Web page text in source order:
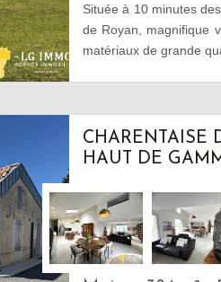
Située à 10 minutes
de Royan, magnifique
matériaux de grande
CHARENTAISE
HAUT DE